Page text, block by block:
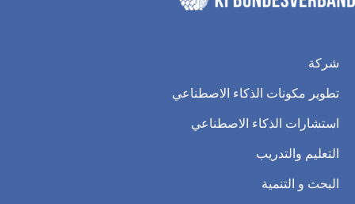
شركة
تطوير مكونات الذكاء الاصطناعي
استشارات الذكاء الاصطناعي
التعليم والتدريب
البحث و التنمية